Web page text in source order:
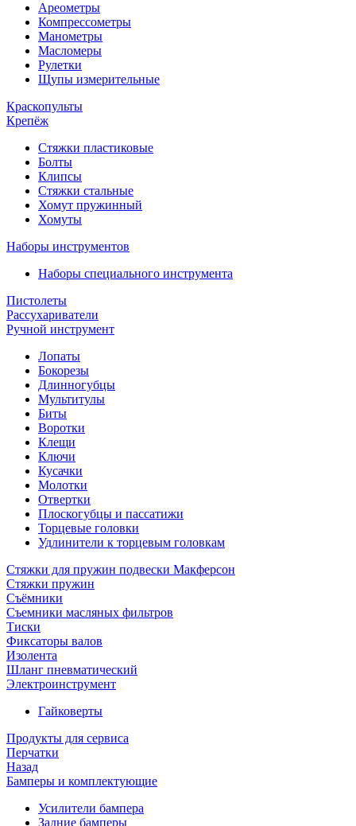
Ареометры
Компрессометры
Манометры
Масломеры
Рулетки
Щупы измерительные
Краскопульты
Крепёж
Стяжки пластиковые
Болты
Клипсы
Стяжки стальные
Хомут пружинный
Хомуты
Наборы инструментов
Наборы специального инструмента
Пистолеты
Рассухариватели
Ручной инструмент
Лопаты
Бокорезы
Длинногубцы
Мультитулы
Биты
Воротки
Клещи
Ключи
Кусачки
Молотки
Отвертки
Плоскогубцы и пассатижи
Торцевые головки
Удлинители к торцевым головкам
Стяжки для пружин подвески Макферсон
Стяжки пружин
Съёмники
Съемники масляных фильтров
Тиски
Фиксаторы валов
Изолента
Шланг пневматический
Электроинструмент
Гайковерты
Продукты для сервиса
Перчатки
Назад
Бамперы и комплектующие
Усилители бампера
Задние бамперы